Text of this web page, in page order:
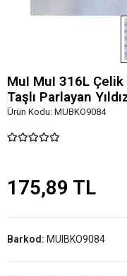
MuI MuI 316L
Taşlı Parlayan
Ürün Kodu: MUBKO9084
175,89 TL
Barkod: MUIBKO9084